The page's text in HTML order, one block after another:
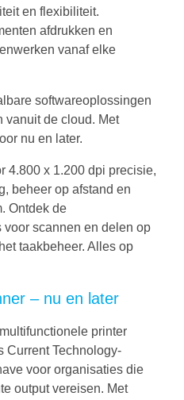
en flexibiliteit.
afdrukken en
vanaf elke
softwareoplossingen
vanuit de cloud. Met
nu en later.
4.800 x 1.200 dpi precisie,
beheer op afstand en
Ontdek de
scannen en delen op
taakbeheer. Alles op
– nu en later
printer
Current Technology-
voor organisaties die
output vereisen. Met